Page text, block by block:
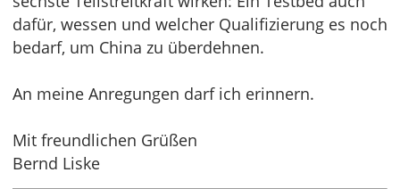
dafür, wessen und welcher Qualifizierung es noch
bedarf, um China zu überdehnen.
An meine Anregungen darf ich erinnern.
Mit freundlichen Grüßen
Bernd Liske